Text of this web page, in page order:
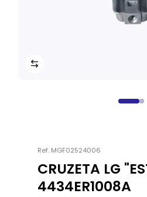
Ref. MGF02524006
CRUZETA LG
4434ER1008A